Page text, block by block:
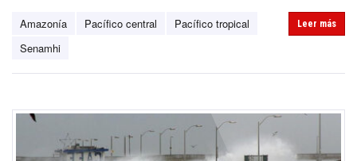
Amazonía Pacífico central
Pacífico tropical
Senamhi
Leer más